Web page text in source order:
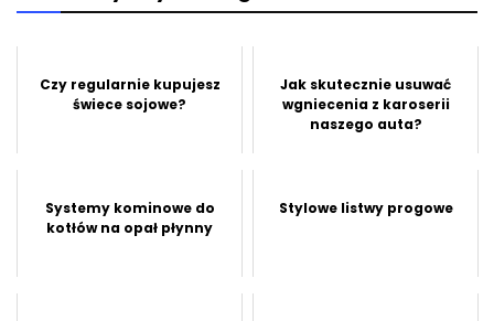
Czy regularnie kupujesz
świece sojowe?
Jak skutecznie usuwać
wgniecenia z karoserii
naszego auta?
Systemy kominowe do
kotłów na opał płynny
Stylowe listwy progowe